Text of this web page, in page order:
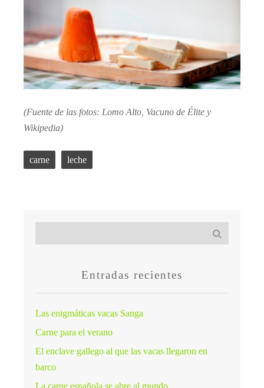
(Fuente de las fotos: Lomo Alto, Vacuno de Élite y
Wikipedia)
carne leche
Entradas recientes
Las enigmáticas vacas Sanga
Carne para el verano
El enclave gallego al que las vacas llegaron en
barco